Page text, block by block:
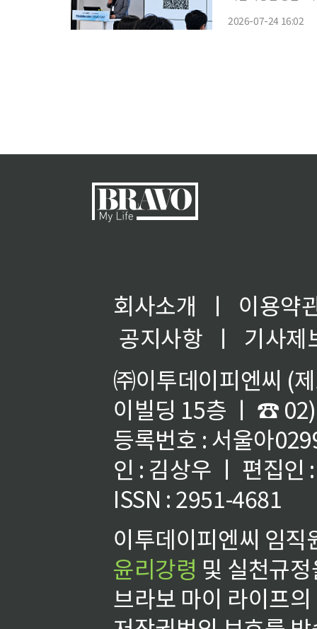
2026-07-24 16:02
회사소개 ㅣ
이용약
공지사항
ㅣ
기사제
㈜이투데이피엔씨 (
이빌딩 15층 ㅣ ☎
등록번호 : 서울아
인 : 김상우 ㅣ 편집인
ISSN : 2951-4681
이투데이피엔씨 임
윤리강령 및 실천규
브라보 마이 라이프